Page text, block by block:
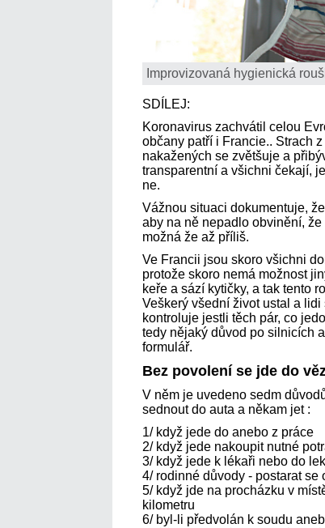
Improvizovaná hygienická
SDÍLEJ:
Koronavirus zachvátil celou
občany patří i Francie.. Strach
nakažených se zvětšuje a
transparentní a všichni čekají,
ne.
Vážnou situaci dokumentuje,
aby na ně nepadlo obvinění,
možná že až příliš.
Ve Francii jsou skoro všichni
protože skoro nemá možnost
keře a sází kytičky, a tak tento
Veškerý všední život ustal a
kontroluje jestli těch pár, co
tedy nějaký důvod po silnicích
formulář.
Bez povolení se jde do
V něm je uvedeno sedm
sednout do auta a někam jet :
1/ když jede do anebo z práce
2/ když jede nakoupit nutné
3/ když jede k lékaři nebo do
4/ rodinné důvody - postarat se
5/ když jde na procházku v
kilometru
6/ byl-li předvolán k soudu